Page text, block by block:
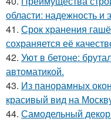
области: надежность и
41. Срок хранения
сохраняется её
42. Уют в бетоне:
автоматикой.
43. Из панорамных
красивый вид на
44. Самодельный декор